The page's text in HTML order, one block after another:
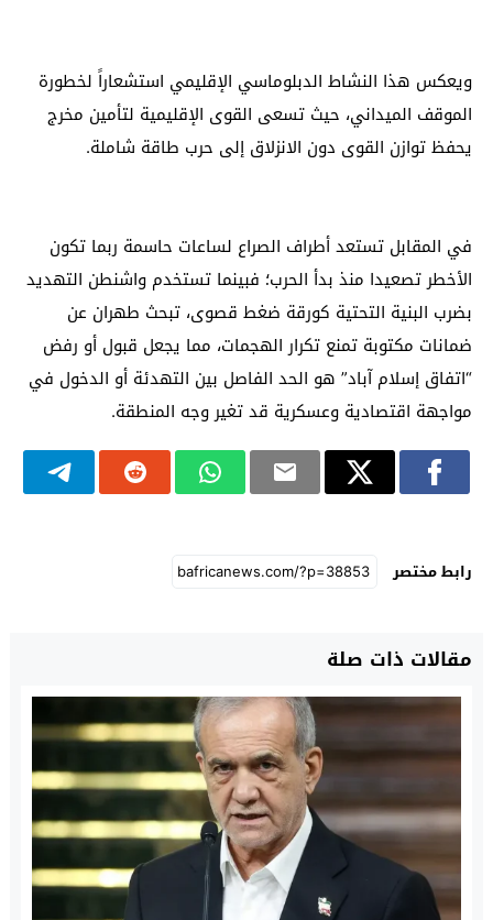
ويعكس هذا النشاط الدبلوماسي الإقليمي استشعاراً لخطورة
الموقف الميداني، حيث تسعى القوى الإقليمية لتأمين مخرج
يحفظ توازن القوى دون الانزلاق إلى حرب طاقة شاملة.
في المقابل تستعد أطراف الصراع لساعات حاسمة ربما تكون
الأخطر تصعيدا منذ بدأ الحرب؛ فبينما تستخدم واشنطن التهديد
بضرب البنية التحتية كورقة ضغط قصوى، تبحث طهران عن
ضمانات مكتوبة تمنع تكرار الهجمات، مما يجعل قبول أو رفض
“اتفاق إسلام آباد” هو الحد الفاصل بين التهدئة أو الدخول في
مواجهة اقتصادية وعسكرية قد تغير وجه المنطقة.
رابط مختصر
مقالات ذات صلة